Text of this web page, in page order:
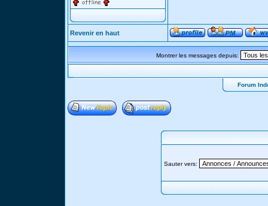
Revenir en haut
Montrer les messages depuis:
Forum
Sauter vers: